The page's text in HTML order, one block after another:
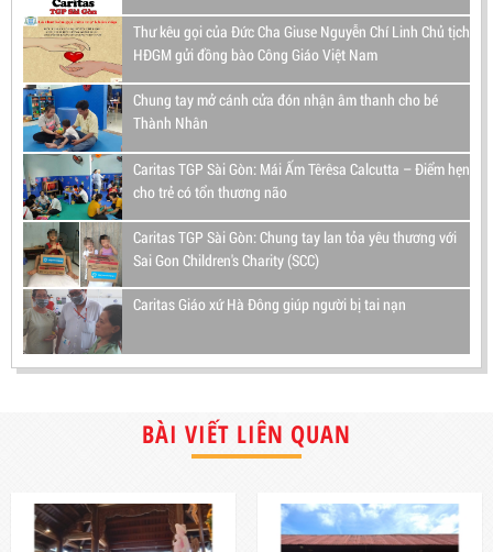
Thư kêu gọi của Đức Cha Giuse Nguyễn Chí Linh Chủ tịch
HĐGM gửi đồng bào Công Giáo Việt Nam
Chung tay mở cánh cửa đón nhận âm thanh cho bé
Thành Nhân
Caritas TGP Sài Gòn: Mái Ấm Têrêsa Calcutta – Điểm hẹn
cho trẻ có tổn thương não
Caritas TGP Sài Gòn: Chung tay lan tỏa yêu thương với
Sai Gon Children's Charity (SCC)
Caritas Giáo xứ Hà Đông giúp người bị tai nạn
BÀI VIẾT LIÊN QUAN